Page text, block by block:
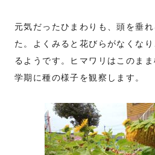
元気だったひまわりも、頭を垂
た。よくみると花びらがなくな
るようです。ヒマワリはこのま
学期に種の様子を観察します。